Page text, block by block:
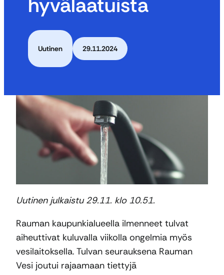
Uutinen 29.11.2024
Uutinen julkaistu 29.11. klo 10.51.
Rauman kaupunkialueella ilmenneet tulvat
aiheuttivat kuluvalla viikolla ongelmia myös
vesilaitoksella. Tulvan seurauksena Rauman
Vesi joutui rajaamaan tiettyjä